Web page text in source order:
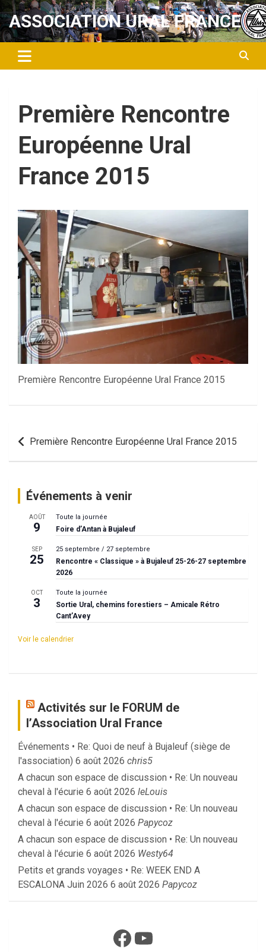
Aller
au
contenu
ASSOCIATION URAL FRANCE
Première Rencontre
Européenne Ural
France 2015
Première Rencontre Européenne Ural France 2015
Navigation
Première Rencontre Européenne Ural France 2015
Événements à venir
AOÛT
9
Toute la journée
Foire d’Antan à Bujaleuf
SEP
25
25 septembre / 27 septembre
Rencontre « Classique » à Bujaleuf 25-26-27 septembre
2026
OCT
3
Toute la journée
Sortie Ural, chemins forestiers – Amicale Rétro
Cant’Avey
Voir le calendrier
Activités sur le FORUM de
l’Association Ural France
Événements • Re: Quoi de neuf à Bujaleuf (siège de
l'association) 6 août 2026 chris5
A chacun son espace de discussion • Re: Un nouveau
cheval à l'écurie 6 août 2026 leLouis
A chacun son espace de discussion • Re: Un nouveau
cheval à l'écurie 6 août 2026 Papycoz
A chacun son espace de discussion • Re: Un nouveau
cheval à l'écurie 6 août 2026 Westy64
Petits et grands voyages • Re: WEEK END A
ESCALONA Juin 2026 6 août 2026 Papycoz
Facebook
YouTube